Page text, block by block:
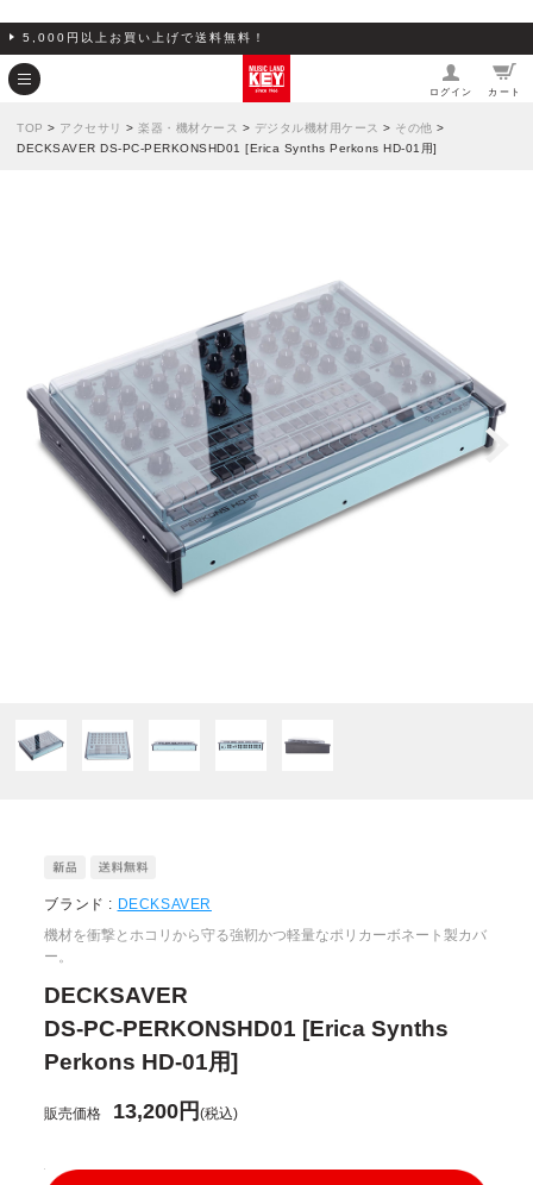
5,000円以上お買い上げで送料無料！
ログイン カート
TOP > アクセサリ > 楽器・機材ケース > デジタル機材用ケース > その他 >
DECKSAVER DS-PC-PERKONSHD01 [Erica Synths Perkons HD-01用]
ブランド : DECKSAVER
機材を衝撃とホコリから守る強靭かつ軽量なポリカーボネート製カバ
ー。
DECKSAVER
DS-PC-PERKONSHD01 [Erica Synths
Perkons HD-01用]
販売価格 13,200円(税込)